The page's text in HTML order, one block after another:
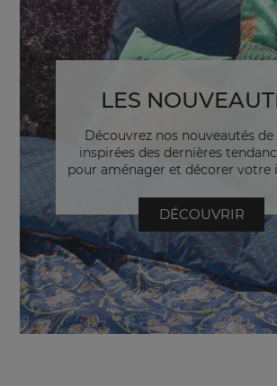
LES
Découvrez nos nouveautés de
inspirées des dernières
pour aménager et décorer votre
DÉCOUVRIR